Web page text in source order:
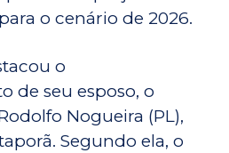
o cenário de 2026.
o
de seu esposo, o
Nogueira (PL),
Segundo ela, o